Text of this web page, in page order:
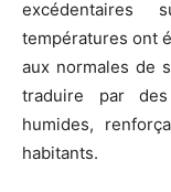
températures ont
aux normales de
traduire par
humides,
habitants.